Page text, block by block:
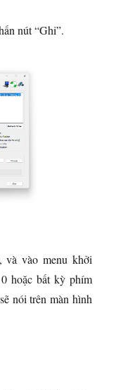
nút “Ghi”.
, và vào menu khởi
hoặc bất kỳ phím
nói trên màn hình